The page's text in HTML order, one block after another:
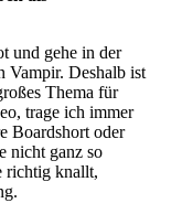
und gehe in der
Vampir. Deshalb ist
Thema für
trage ich immer
Boardshort oder
nicht ganz so
richtig knallt,